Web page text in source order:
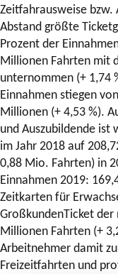
Zeitfahrausweise
Abstand größte
Prozent der
Millionen Fahrten mit
unternommen (+ 1,74
Einnahmen stiegen
Millionen (+ 4,53 %).
und Auszubildende ist
im Jahr 2018 auf
0,88 Mio. Fahrten) in
Einnahmen 2019:
Zeitkarten für
GroßkundenTicket
Millionen Fahrten (+
Arbeitnehmer damit
Freizeitfahrten und